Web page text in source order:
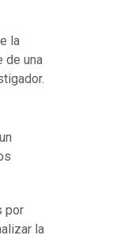
la
de una
por
la